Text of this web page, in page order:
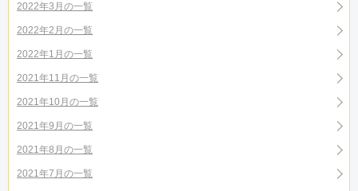
2022年3月の一覧
2022年2月の一覧
2022年1月の一覧
2021年11月の一覧
2021年10月の一覧
2021年9月の一覧
2021年8月の一覧
2021年7月の一覧